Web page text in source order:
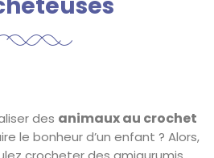
des animaux au crochet
le bonheur d’un enfant ? Alors,